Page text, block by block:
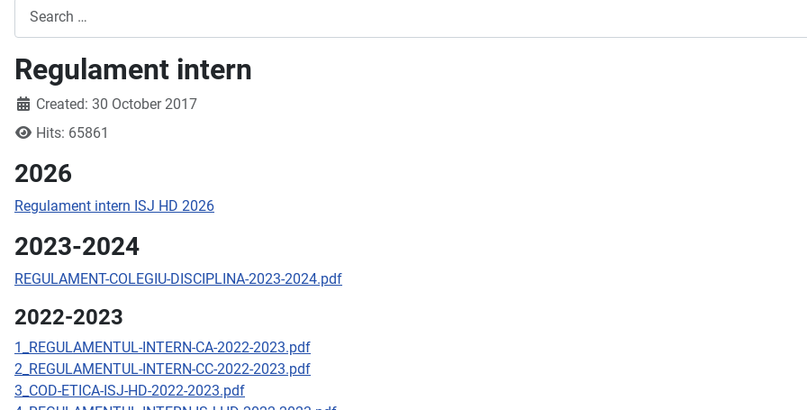
Regulament intern
Created: 30 October 2017
Hits: 65861
2026
Regulament intern ISJ HD 2026
2023-2024
REGULAMENT-COLEGIU-DISCIPLINA-2023-2024.pdf
2022-2023
1_REGULAMENTUL-INTERN-CA-2022-2023.pdf
2_REGULAMENTUL-INTERN-CC-2022-2023.pdf
3_COD-ETICA-ISJ-HD-2022-2023.pdf